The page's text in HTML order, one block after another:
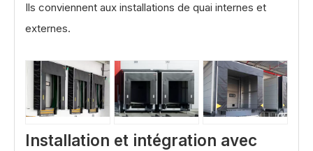
Ils conviennent aux installations de quai internes et
externes.
Installation et intégration avec